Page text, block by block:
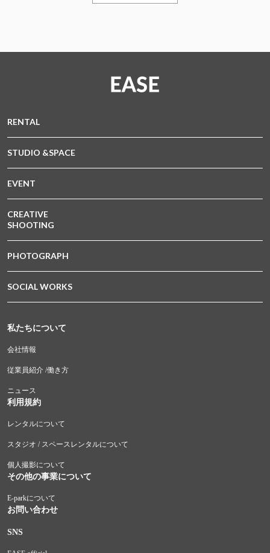
RENTAL
STUDIO &SPACE
EVENT
CREATIVE
SHOOTING
PHOTOGRAPH
SOCIAL WORKS
私たちについて
会社情報
従業員紹介 /働き方
ニュース
利用規約
レンタルについて
スタジオ / スペースレンタルについて
個人撮影について
その他の事業について
E-parkについて
お問い合わせ
SNS